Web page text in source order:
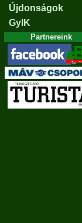
Újdonságok
GyIK
Partnereink